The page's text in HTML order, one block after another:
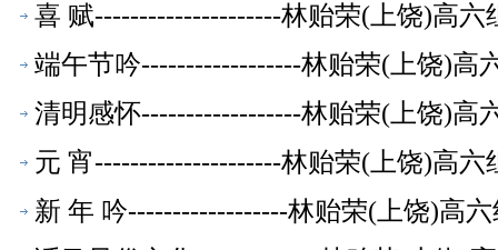
喜 赋---------------------林贻荣(上饶)高六
端午节吟------------------林贻荣(上饶)高
清明感怀------------------林贻荣(上饶)高
元 宵---------------------林贻荣(上饶)高六
新 年 吟------------------林贻荣(上饶)高